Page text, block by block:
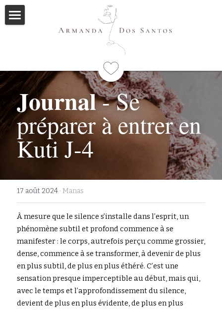
Qui suis-je
Formations
Programme
Immersions
Mes livres
Articles
Me contacter
Rechercher
Journal - Se
préparer à entrer en
Kuti J-4
17 août 2024 · Manas
À mesure que le silence s’installe dans l’esprit, un
phénomène subtil et profond commence à se
manifester : le corps, autrefois perçu comme grossier,
dense, commence à se transformer, à devenir de plus
en plus subtil, de plus en plus éthéré. C’est une
sensation presque imperceptible au début, mais qui,
avec le temps et l’approfondissement du silence,
devient de plus en plus évidente, de plus en plus